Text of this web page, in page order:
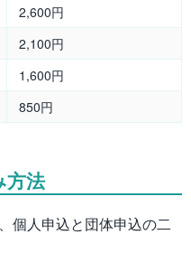
2,600円
2,100円
1,600円
850円
方法
個人申込と団体申込の二